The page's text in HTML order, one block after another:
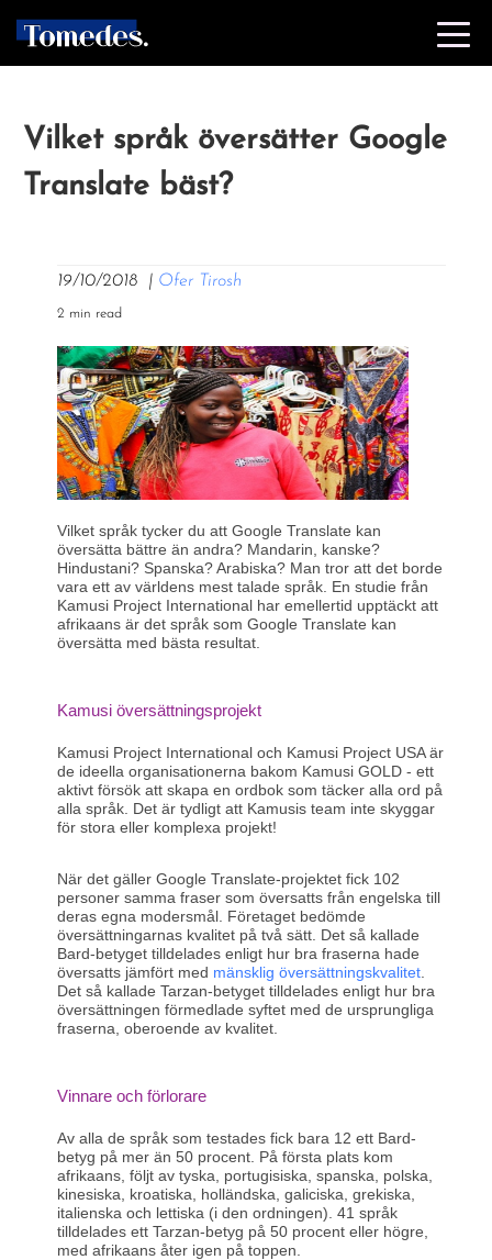
Vilket språk översätter Google
Translate bäst?
19/10/2018 | Ofer Tirosh
2 min read
Vilket språk tycker du att Google Translate kan
översätta bättre än andra? Mandarin, kanske?
Hindustani? Spanska? Arabiska? Man tror att det borde
vara ett av världens mest talade språk. En studie från
Kamusi Project International har emellertid upptäckt att
afrikaans är det språk som Google Translate kan
översätta med bästa resultat.
Kamusi översättningsprojekt
Kamusi Project International och Kamusi Project USA är
de ideella organisationerna bakom Kamusi GOLD - ett
aktivt försök att skapa en ordbok som täcker alla ord på
alla språk. Det är tydligt att Kamusis team inte skyggar
för stora eller komplexa projekt!
När det gäller Google Translate-projektet fick 102
personer samma fraser som översatts från engelska till
deras egna modersmål. Företaget bedömde
översättningarnas kvalitet på två sätt. Det så kallade
Bard-betyget tilldelades enligt hur bra fraserna hade
översatts jämfört med mänsklig översättningskvalitet
Det så kallade Tarzan-betyget tilldelades enligt hur bra
översättningen förmedlade syftet med de ursprungliga
fraserna, oberoende av kvalitet.
Vinnare och förlorare
Av alla de språk som testades fick bara 12 ett Bard-
betyg på mer än 50 procent. På första plats kom
afrikaans, följt av tyska, portugisiska, spanska, polska,
kinesiska, kroatiska, holländska, galiciska, grekiska,
italienska och lettiska (i den ordningen). 41 språk
tilldelades ett Tarzan-betyg på 50 procent eller högre,
med afrikaans åter igen på toppen.